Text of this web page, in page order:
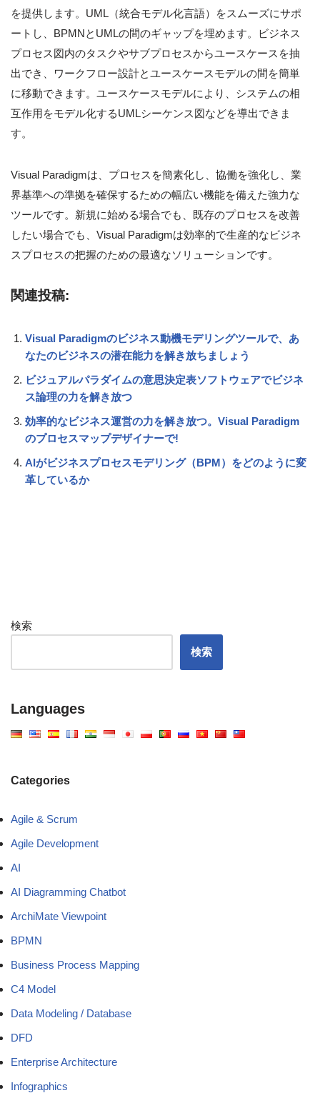
を提供します。UML（統合モデル化言語）をスムーズにサポ
ートし、BPMNとUMLの間のギャップを埋めます。ビジネス
プロセス図内のタスクやサブプロセスからユースケースを抽
出でき、ワークフロー設計とユースケースモデルの間を簡単
に移動できます。ユースケースモデルにより、システムの相
互作用をモデル化するUMLシーケンス図などを導出できま
す。
Visual Paradigmは、プロセスを簡素化し、協働を強化し、業
界基準への準拠を確保するための幅広い機能を備えた強力な
ツールです。新規に始める場合でも、既存のプロセスを改善
したい場合でも、Visual Paradigmは効率的で生産的なビジネ
スプロセスの把握のための最適なソリューションです。
関連投稿:
Visual Paradigmのビジネス動機モデリングツールで、あ
なたのビジネスの潜在能力を解き放ちましょう
ビジュアルパラダイムの意思決定表ソフトウェアでビジネ
ス論理の力を解き放つ
効率的なビジネス運営の力を解き放つ。Visual Paradigm
のプロセスマップデザイナーで!
AIがビジネスプロセスモデリング（BPM）をどのように変
革しているか
検索
検索
Languages
Categories
Agile & Scrum
Agile Development
AI
AI Diagramming Chatbot
ArchiMate Viewpoint
BPMN
Business Process Mapping
C4 Model
Data Modeling / Database
DFD
Enterprise Architecture
Infographics